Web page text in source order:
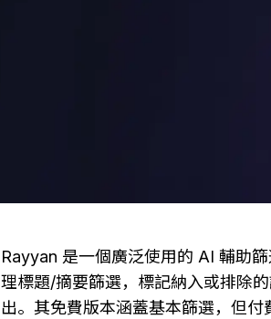
Rayyan 是一個廣泛使用的 AI 輔助
理標題/摘要篩選，標記納入或排除
出。其免費版本涵蓋基本篩選，但